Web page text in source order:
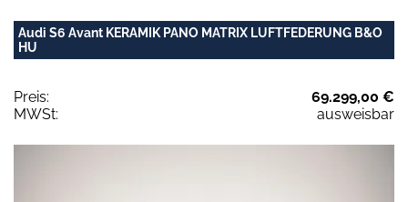
Audi S6 Avant KERAMIK PANO MATRIX LUFTFEDERUNG B&O
HU
Preis:
69.299,00 €
MWSt:
ausweisbar